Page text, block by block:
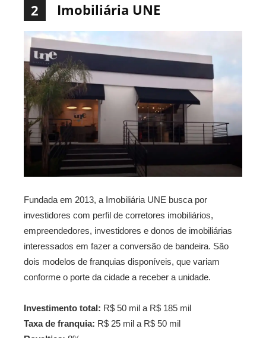
2 Imobiliária UNE
Fundada em 2013, a Imobiliária UNE busca por
investidores com perfil de corretores imobiliários,
empreendedores, investidores e donos de imobiliárias
interessados em fazer a conversão de bandeira. São
dois modelos de franquias disponíveis, que variam
conforme o porte da cidade a receber a unidade.
Investimento total: R$ 50 mil a R$ 185 mil
Taxa de franquia: R$ 25 mil a R$ 50 mil